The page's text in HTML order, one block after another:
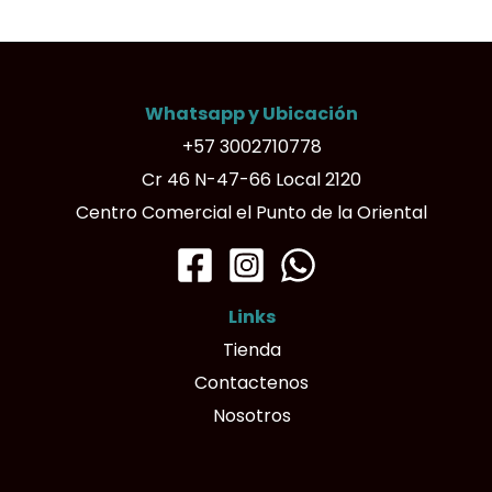
opciones
en
página
de
producto
Whatsapp y Ubicación
+57 3002710778
Cr 46 N-47-66 Local 2120
Centro Comercial el Punto de la Oriental
Links
Tienda
Contactenos
Nosotros